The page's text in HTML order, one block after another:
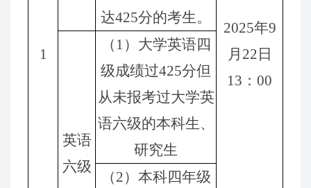
1
2025年9
月 22 日
13 ：00
达425分的考生。
英语
六级
（ 1）大学英语四
级成绩过425分但
从未报考过大学英
语六级的本科生、
研究生
（2） 本科四年级